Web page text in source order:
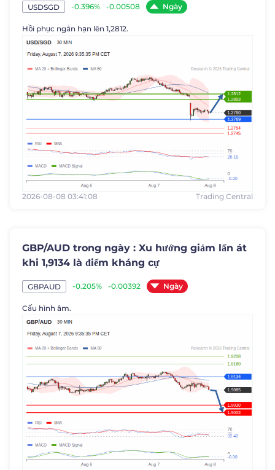
USDSGD -0.396% -0.00508 Ngày
Hồi phục ngắn hạn lên 1,2812.
2026-08-08 03:41:08 Trading Central
GBP/AUD trong ngày : Xu hướng giảm lấn át
khi 1,9134 là điểm kháng cự
GBPAUD -0.205% -0.00392 Ngày
Cấu hình âm.